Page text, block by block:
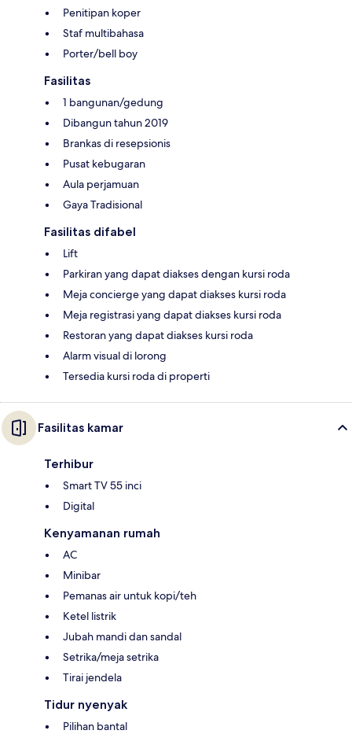
Penitipan koper
Staf multibahasa
Porter/bell boy
Fasilitas
1 bangunan/gedung
Dibangun tahun 2019
Brankas di resepsionis
Pusat kebugaran
Aula perjamuan
Gaya Tradisional
Fasilitas difabel
Lift
Parkiran yang dapat diakses dengan kursi roda
Meja concierge yang dapat diakses kursi roda
Meja registrasi yang dapat diakses kursi roda
Restoran yang dapat diakses kursi roda
Alarm visual di lorong
Tersedia kursi roda di properti
Fasilitas kamar
Terhibur
Smart TV 55 inci
Digital
Kenyamanan rumah
AC
Minibar
Pemanas air untuk kopi/teh
Ketel listrik
Jubah mandi dan sandal
Setrika/meja setrika
Tirai jendela
Tidur nyenyak
Pilihan bantal